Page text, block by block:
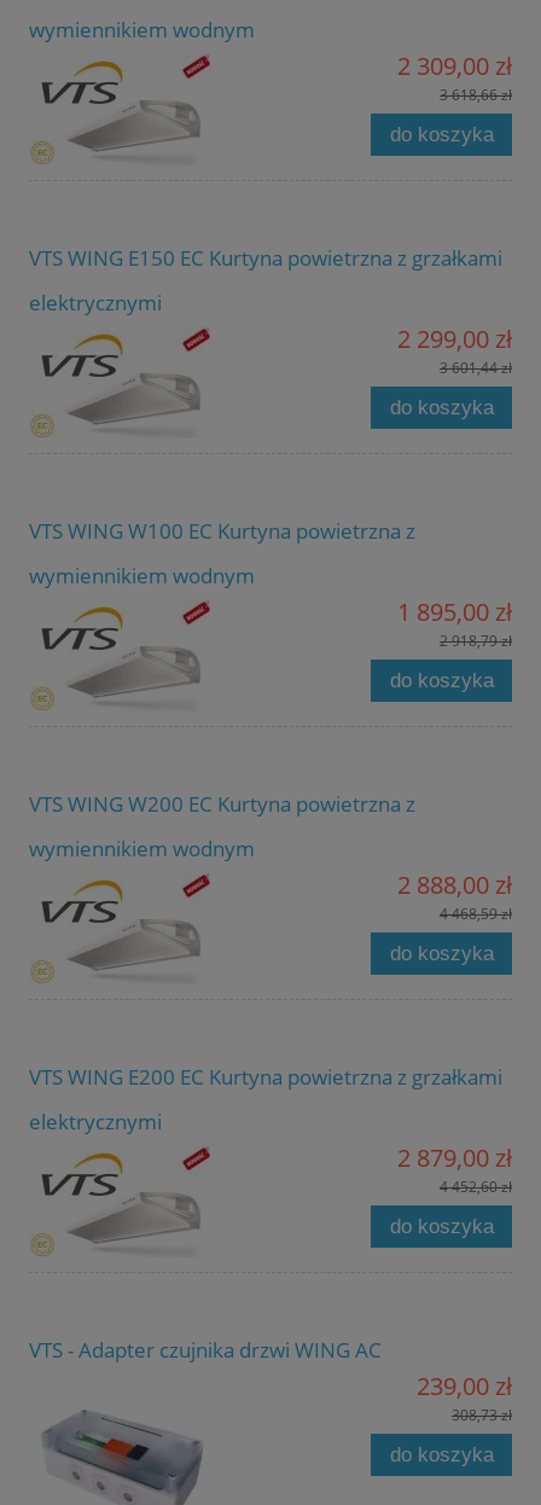
wymiennikiem wodnym
2 309,00 zł
3 618,66 zł
do koszyka
VTS WING E150 EC Kurtyna powietrzna z grzałkami
elektrycznymi
2 299,00 zł
3 601,44 zł
do koszyka
VTS WING W100 EC Kurtyna powietrzna z
wymiennikiem wodnym
1 895,00 zł
2 918,79 zł
do koszyka
VTS WING W200 EC Kurtyna powietrzna z
wymiennikiem wodnym
2 888,00 zł
4 468,59 zł
do koszyka
VTS WING E200 EC Kurtyna powietrzna z grzałkami
elektrycznymi
2 879,00 zł
4 452,60 zł
do koszyka
VTS - Adapter czujnika drzwi WING AC
239,00 zł
308,73 zł
do koszyka